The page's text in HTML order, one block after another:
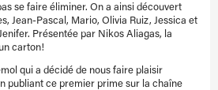
se faire éliminer. On a ainsi découvert
Jean-Pascal, Mario, Olivia Ruiz, Jessica et
Présentée par Nikos Aliagas, la
carton!
qui a décidé de nous faire plaisir
publiant ce premier prime sur la chaîne